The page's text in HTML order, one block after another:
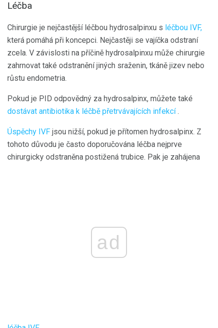
Léčba
Chirurgie je nejčastější léčbou hydrosalpinxu s léčbou IVF,
která pomáhá při koncepci. Nejčastěji se vajíčka odstraní
zcela. V závislosti na příčině hydrosalpinxu může chirurgie
zahrnovat také odstranění jiných sraženin, tkáně jizev nebo
růstu endometria.
Pokud je PID odpovědný za hydrosalpinx, můžete také
dostávat antibiotika k léčbě přetrvávajících infekcí.
Úspěchy IVF jsou nižší, pokud je přítomen hydrosalpinx. Z
tohoto důvodu je často doporučována léčba nejprve
chirurgicky odstraněna postižená trubice. Pak je zahájena
ad